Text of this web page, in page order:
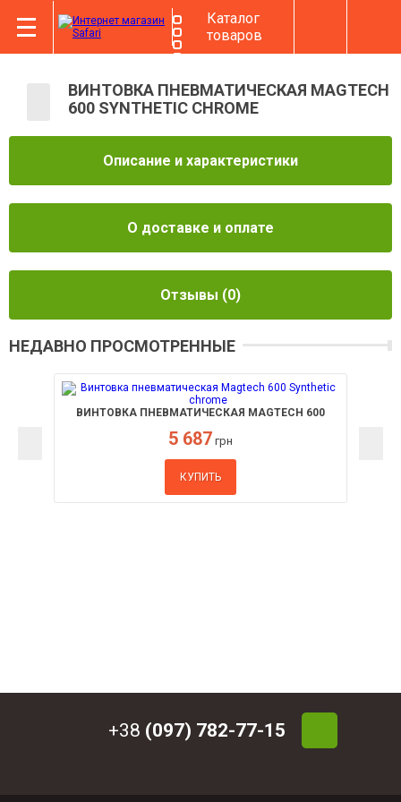
Каталог
товаров
ВИНТОВКА ПНЕВМАТИЧЕСКАЯ MAGTECH
600 SYNTHETIC CHROME
Описание и характеристики
О доставке и оплате
Отзывы (0)
НЕДАВНО ПРОСМОТРЕННЫЕ
ВИНТОВКА ПНЕВМАТИЧЕСКАЯ MAGTECH 600
5 687 грн
КУПИТЬ
+38 (097) 782-77-15